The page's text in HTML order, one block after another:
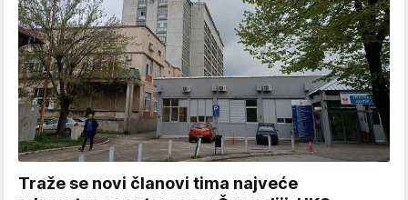
Traže se novi članovi tima najveće